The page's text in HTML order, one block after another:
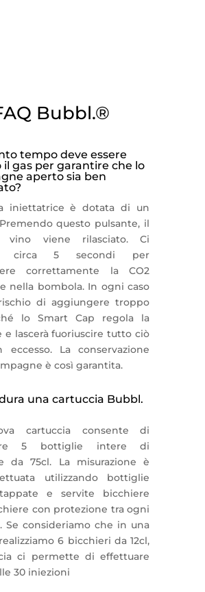
Bubbl.®
tempo deve essere
gas per garantire che lo
aperto sia ben
iniettatrice è dotata di un
questo pulsante, il
vino viene rilasciato. Ci
circa 5 secondi per
correttamente la CO2
nella bombola. In ogni caso
di aggiungere troppo
lo Smart Cap regola la
e lascerà fuoriuscire tutto ciò
La conservazione
è così garantita.
una cartuccia Bubbl.
cartuccia consente di
5 bottiglie intere di
da 75cl. La misurazione è
utilizzando bottiglie
e servite bicchiere
con protezione tra ogni
Se consideriamo che in una
6 bicchieri da 12cl,
ci permette di effettuare
30 iniezioni